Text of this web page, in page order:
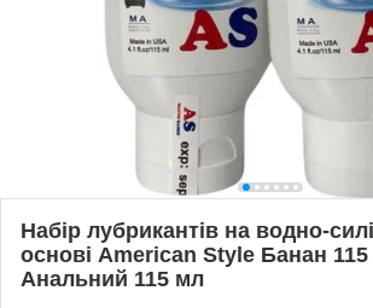
Набір лубрикантів на водно-
основі American Style Банан
Анальний 115 мл